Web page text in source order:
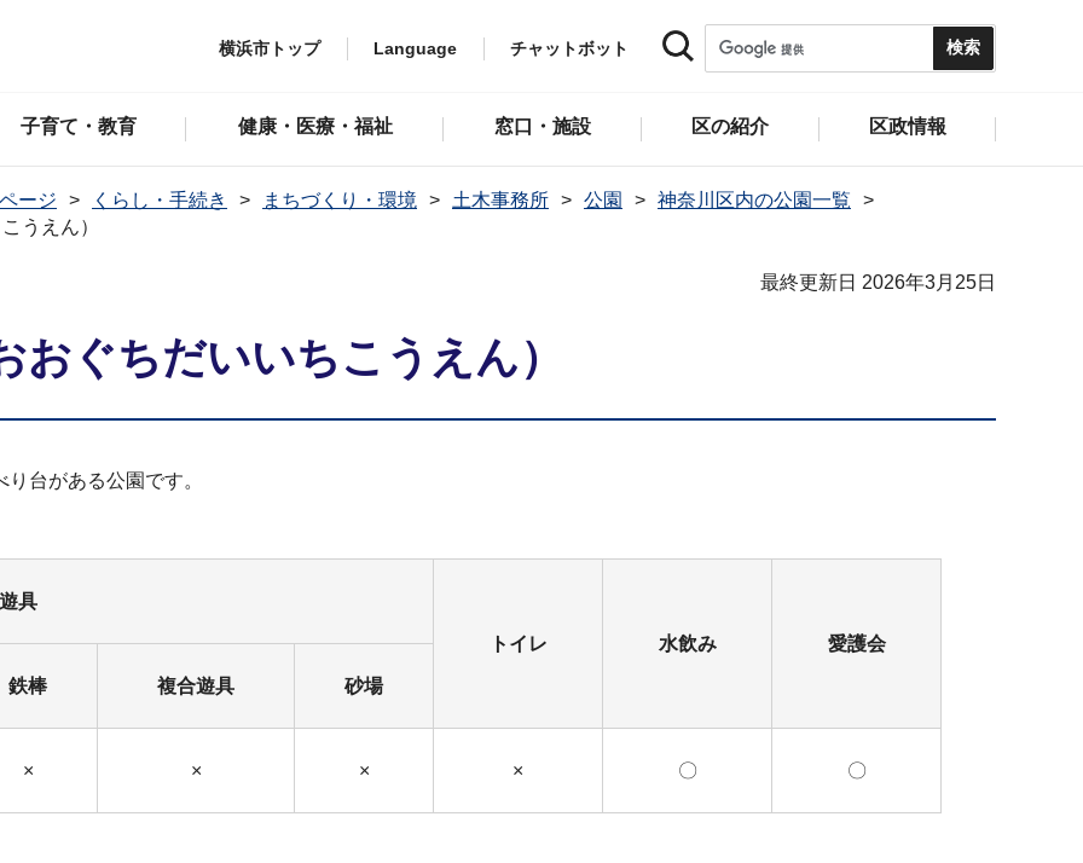
横浜市トップ Language チャットボット
子育て・教育 健康・医療・福祉 窓口・施設 区の紹介 区政情報
ージ くらし・手続き まちづくり・環境 土木事務所 公園
神奈川区内の公園一覧
うえん）
最終更新日 2026年3月25日
ぐちだいいちこうえん）
台がある公園です。
具
トイレ 水飲み 愛護会
鉄棒 複合遊具 砂場
× × × × 〇 〇